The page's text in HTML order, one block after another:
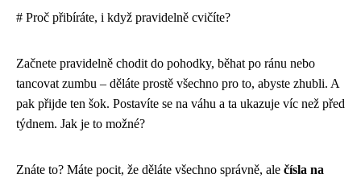
# Proč přibíráte, i když pravidelně cvičíte?
Začnete pravidelně chodit do pohodky, běhat po ránu nebo
tancovat zumbu – děláte prostě všechno pro to, abyste zhubli. A
pak přijde ten šok. Postavíte se na váhu a ta ukazuje víc než před
týdnem. Jak je to možné?
Znáte to? Máte pocit, že děláte všechno správně, ale čísla na